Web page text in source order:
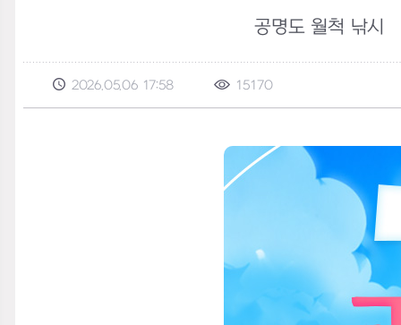
공명도 월척 낚시
2026.05.06 17:58 15170